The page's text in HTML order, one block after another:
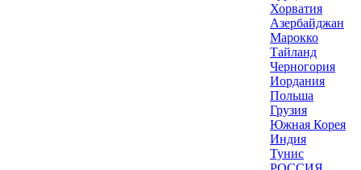
Хорватия
Азербайджан
Марокко
Тайланд
Черногория
Иордания
Польша
Грузия
Южная Корея
Индия
Тунис